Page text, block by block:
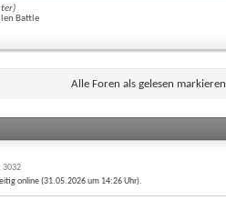
Battle
Alle Foren als gelesen markieren
3032
online (31.05.2026 um 14:26Uhr).